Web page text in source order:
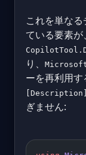
これを単な
ている要素が
り、
ーを再利用
[Description]
ぎません: